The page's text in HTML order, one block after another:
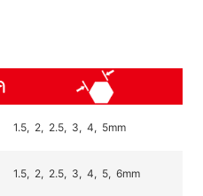
1.5, 2, 2.5, 3, 4, 5mm
1.5, 2, 2.5, 3, 4, 5, 6mm